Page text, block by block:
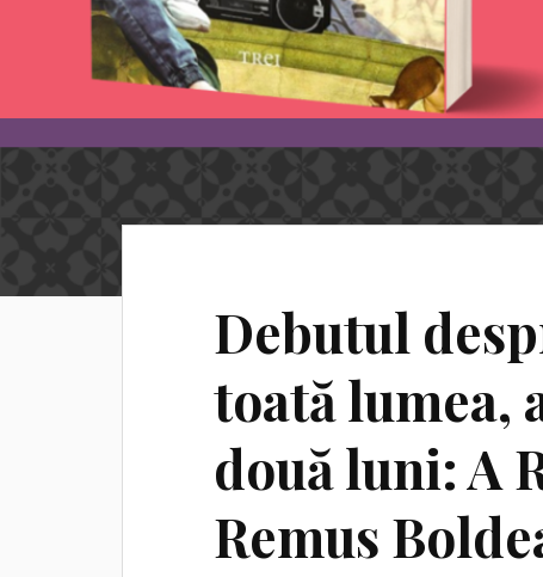
Debutul
toată lumea,
două luni: A
Remus